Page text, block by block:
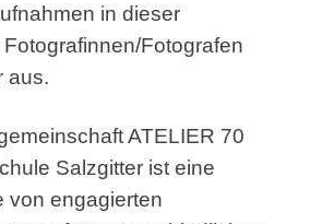
in dieser
Fotografen
aus.
ATELIER 70
Salzgitter ist eine
von engagierten